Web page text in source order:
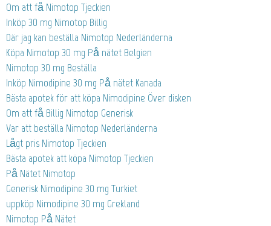
Om att få Nimotop Tjeckien
Inköp 30 mg Nimotop Billig
Där jag kan beställa Nimotop Nederländerna
Köpa Nimotop 30 mg På nätet Belgien
Nimotop 30 mg Beställa
Inköp Nimodipine 30 mg På nätet Kanada
Bästa apotek för att köpa Nimodipine Över disken
Om att få Billig Nimotop Generisk
Var att beställa Nimotop Nederländerna
Lågt pris Nimotop Tjeckien
Bästa apotek att köpa Nimotop Tjeckien
På Nätet Nimotop
Generisk Nimodipine 30 mg Turkiet
uppköp Nimodipine 30 mg Grekland
Nimotop På Nätet